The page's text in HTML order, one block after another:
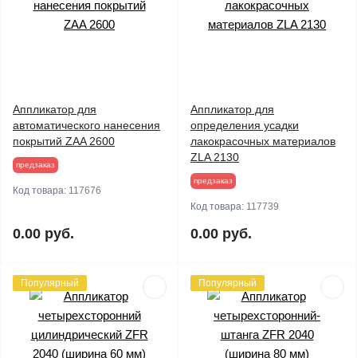
Аппликатор для
автоматического нанесения
покрытий ZAA 2600
предзаказ
Код товара: 117676
0.00 руб.
Аппликатор для
определения усадки
лакокрасочных материалов
ZLA 2130
предзаказ
Код товара: 117739
0.00 руб.
Популярный Популярный